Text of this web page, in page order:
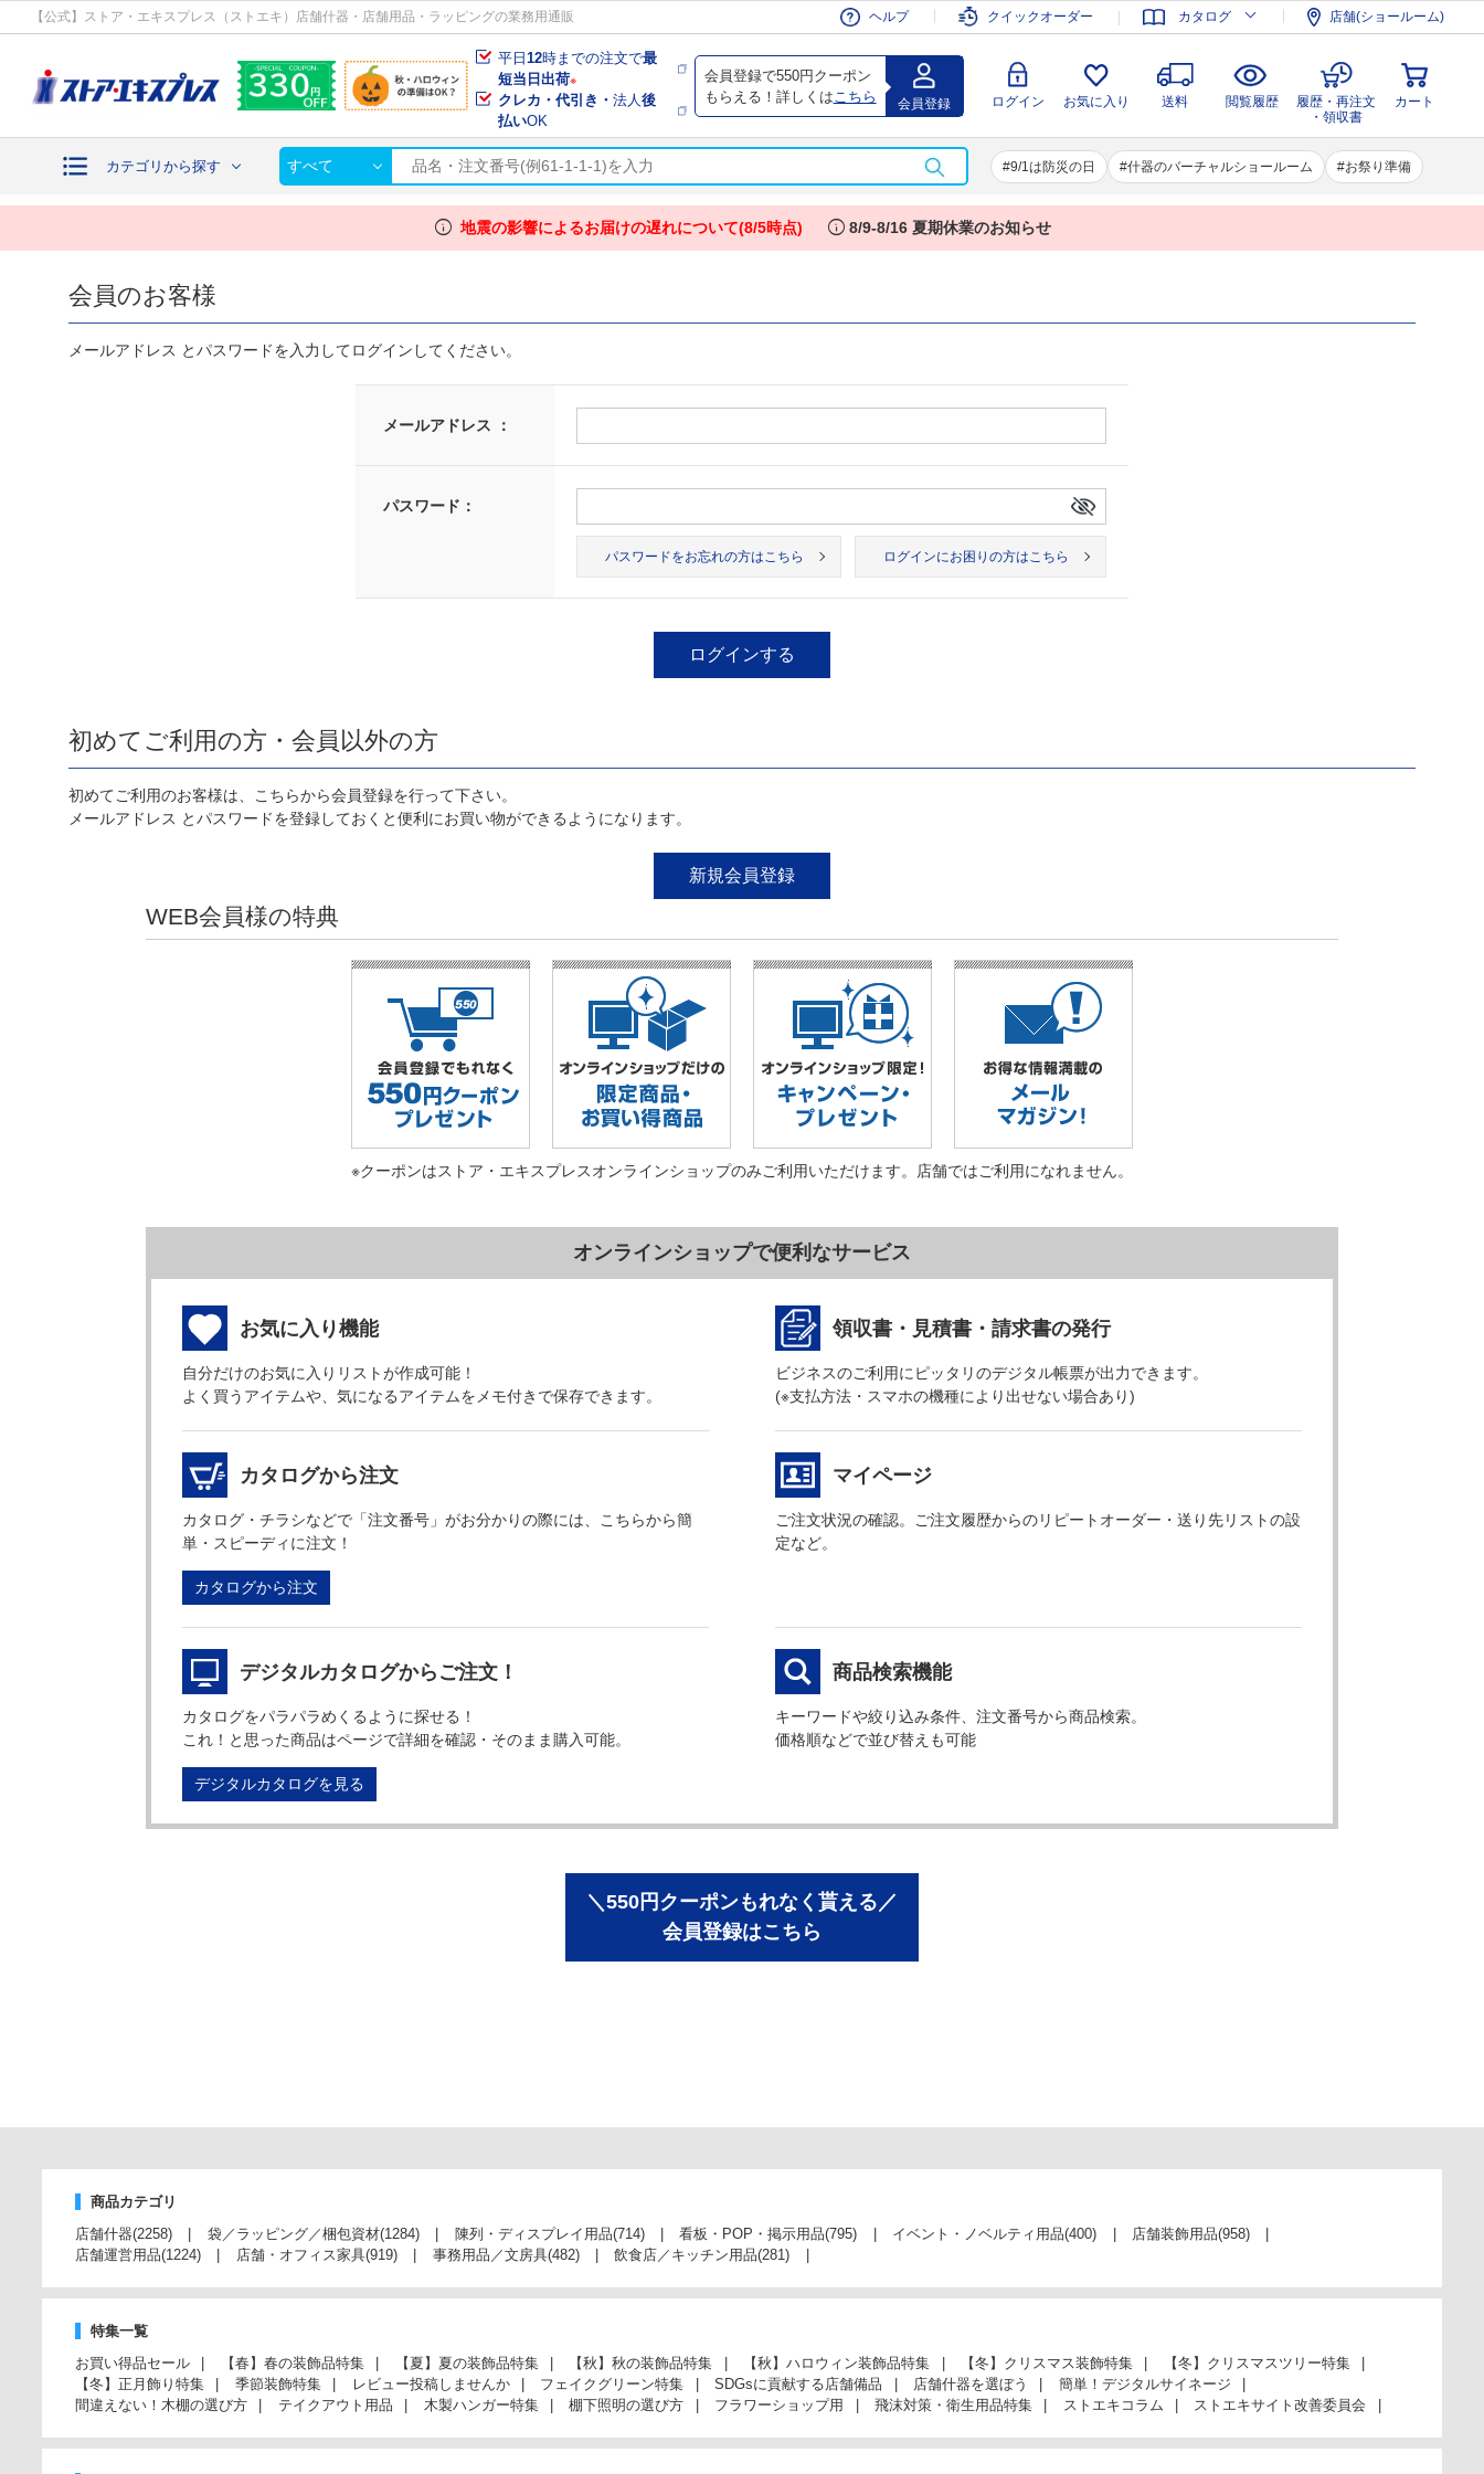
【公式】ストア・エキスプレス（ストエキ）店舗什器・店舗用品・ラッピングの業務用通販 ヘルプ クイックオーダー カタログ 店舗(ショールーム)
平日12時までの注文で最
短当日出荷※
クレカ・代引き・法人後
払いOK
会員登録で550円クーポン
もらえる！詳しくは こちら 会員登録 ログイン お気に入り 送料 閲覧履歴
履歴・再注文
・領収書
カート
カテゴリから探す すべて 9/1は防災の日 什器のバーチャルショールーム お祭り準備
会員登録 ログイン お気に入り 送料 閲覧履歴
履歴・再注文
・領収書
カート
info 地震の影響によるお届けの遅れについて(8/5時点) info 8/9-8/16 夏期休業のお知らせ
会員のお客様
メールアドレス とパスワードを入力してログインしてください。
メールアドレス ：
パスワード：
パスワードをお忘れの方はこちら ログインにお困りの方はこちら
初めてご利用の方・会員以外の方
初めてご利用のお客様は、こちらから会員登録を行って下さい。
メールアドレス とパスワードを登録しておくと便利にお買い物ができるようになります。
WEB会員様の特典
※クーポンはストア・エキスプレスオンラインショップのみご利用いただけます。店舗ではご利用になれません。
オンラインショップで便利なサービス
お気に入り機能
自分だけのお気に入りリストが作成可能！
よく買うアイテムや、気になるアイテムをメモ付きで保存できます。
領収書・見積書・請求書の発行
ビジネスのご利用にピッタリのデジタル帳票が出力できます。
(※支払方法・スマホの機種により出せない場合あり)
カタログから注文
カタログ・チラシなどで「注文番号」がお分かりの際には、こちらから簡
単・スピーディに注文！
カタログから注文
マイページ
ご注文状況の確認。ご注文履歴からのリピートオーダー・送り先リストの設
定など。
デジタルカタログからご注文！
カタログをパラパラめくるように探せる！
これ！と思った商品はページで詳細を確認・そのまま購入可能。
デジタルカタログを見る
商品検索機能
キーワードや絞り込み条件、注文番号から商品検索。
価格順などで並び替えも可能
＼550円クーポンもれなく貰える／
会員登録はこちら
商品カテゴリ
店舗什器(2258) 袋／ラッピング／梱包資材(1284) 陳列・ディスプレイ用品(714) 看板・POP・掲示用品(795) イベント・ノベルティ用品(400) 店舗装飾用品(958)
店舗運営用品(1224) 店舗・オフィス家具(919) 事務用品／文房具(482) 飲食店／キッチン用品(281)
特集一覧
お買い得品セール
【春】春の装飾品特集 【夏】夏の装飾品特集 【秋】秋の装飾品特集 【秋】ハロウィン装飾品特集 【冬】クリスマス装飾特集
【冬】クリスマスツリー特集
【冬】正月飾り特集
季節装飾特集 レビュー投稿しませんか フェイクグリーン特集 SDGsに貢献する店舗備品 店舗什器を選ぼう
簡単！デジタルサイネージ
間違えない！木棚の選び方
テイクアウト用品 木製ハンガー特集 棚下照明の選び方 フラワーショップ用 飛沫対策・衛生用品特集 ストエキコラム ストエキサイト改善委員会